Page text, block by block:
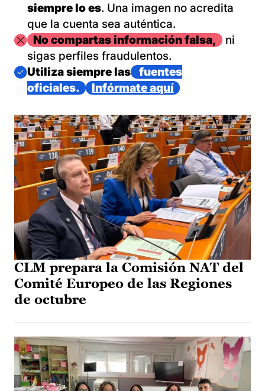
siempre lo es. Una imagen no acredita
que la cuenta sea auténtica.
ImagenNo compartas información falsa,
ni
sigas perfiles fraudulentos.
Imagen
Utiliza siempre las
fuentes
oficiales.
Infórmate aquí
CLM prepara la Comisión NAT del
Comité Europeo de las Regiones
de octubre